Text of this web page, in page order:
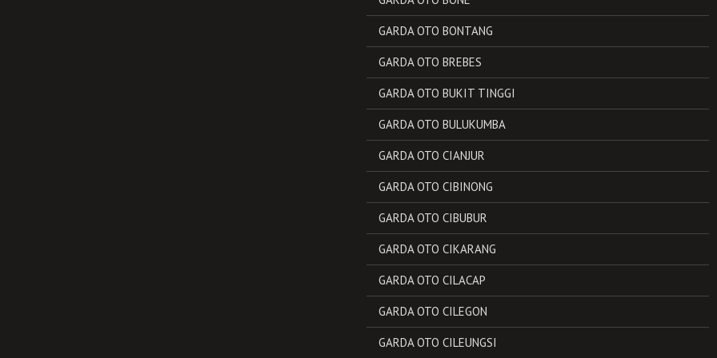
GARDA OTO BONTANG
GARDA OTO BREBES
GARDA OTO BUKIT TINGGI
GARDA OTO BULUKUMBA
GARDA OTO CIANJUR
GARDA OTO CIBINONG
GARDA OTO CIBUBUR
GARDA OTO CIKARANG
GARDA OTO CILACAP
GARDA OTO CILEGON
GARDA OTO CILEUNGSI